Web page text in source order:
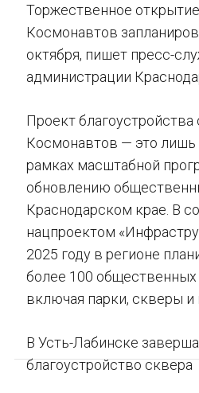
Торжественное
Космонавтов
октября, пишет пресс-
администрации
Проект благоустройства
Космонавтов — это лишь
рамках масштабной
обновлению
Краснодарском крае. В
нацпроектом
2025 году в регионе
более 100 общественных
включая парки, скверы и
В Усть-Лабинске
благоустройство сквера